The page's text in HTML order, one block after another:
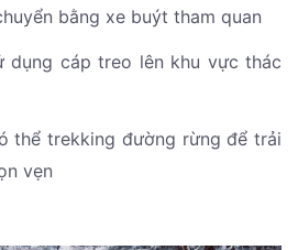
bằng xe buýt tham quan
dụng cáp treo lên khu vực thác
thể trekking đường rừng để trải
vẹn